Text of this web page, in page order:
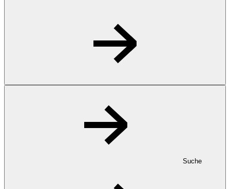
Suche